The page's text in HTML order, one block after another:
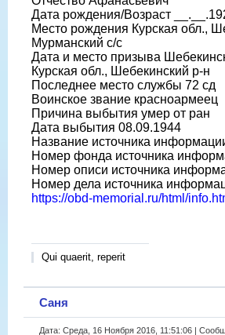
Дата рождения/Возраст
Место рождения Курская обл.,
Мурманский с/с
Дата и место призыва
Курская обл., Шебекинский р-н
Последнее место службы 72 сд
Воинское звание красноармеец
Причина выбытия умер от ран
Дата выбытия 08.09.1944
Название источника
Номер фонда источника
Номер описи источника
Номер дела источника
https://obd-memorial.ru/html/
Qui quaerit, reperit
Саня
Дата: Среда, 16 Ноября 2016, 11:51:06 |